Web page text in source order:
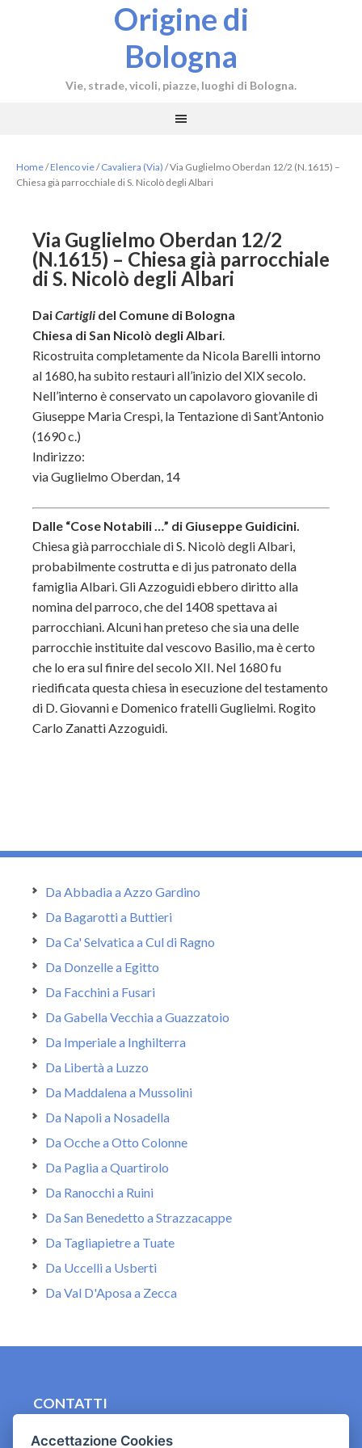
Origine di
Bologna
Vie, strade, vicoli, piazze, luoghi di Bologna.
Home/Elenco vie/ Cavaliera (Via) /Via Guglielmo Oberdan 12/2 (N.1615) –
Chiesa già parrocchiale di S. Nicolò degli Albari
Via Guglielmo Oberdan 12/2
(N.1615) – Chiesa già parrocchiale
di S. Nicolò degli Albari
DaiCartigli del Comune di Bologna
Chiesa di San Nicolò degli Albari.
Ricostruita completamente da Nicola Barelli intorno
al 1680, ha subito restauri all’inizio del XIX secolo.
Nell’interno è conservato un capolavoro giovanile di
Giuseppe Maria Crespi, la Tentazione di Sant’Antonio
(1690 c.)
Indirizzo:
via Guglielmo Oberdan, 14
Dalle “Cose Notabili …” di Giuseppe Guidicini.
Chiesa già parrocchiale di S. Nicolò degli Albari,
probabilmente costrutta e di jus patronato della
famiglia Albari. Gli Azzoguidi ebbero diritto alla
nomina del parroco, che del 1408 spettava ai
parrocchiani. Alcuni han preteso che sia una delle
parrocchie instituite dal vescovo Basilio, ma è certo
che lo era sul finire del secolo XII. Nel 1680 fu
riedificata questa chiesa in esecuzione del testamento
di D. Giovanni e Domenico fratelli Guglielmi. Rogito
Carlo Zanatti Azzoguidi.
Da Abbadia a Azzo Gardino
Da Bagarotti a Buttieri
Da Ca' Selvatica a Cul di Ragno
Da Donzelle a Egitto
Da Facchini a Fusari
Da Gabella Vecchia a Guazzatoio
Da Imperiale a Inghilterra
Da Libertà a Luzzo
Da Maddalena a Mussolini
Da Napoli a Nosadella
Da Ocche a Otto Colonne
Da Paglia a Quartirolo
Da Ranocchi a Ruini
Da San Benedetto a Strazzacappe
Da Tagliapietre a Tuate
Da Uccelli a Usberti
Da Val D'Aposa a Zecca
CONTATTI
Accettazione Cookies